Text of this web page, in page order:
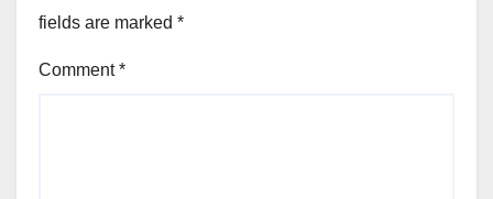
fields are marked *
Comment*